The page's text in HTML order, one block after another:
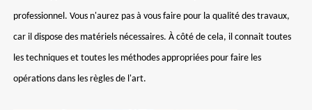
professionnel. Vous n'aurez pas à vous faire pour la qualité des travaux,
car il dispose des matériels nécessaires. À côté de cela, il connait toutes
les techniques et toutes les méthodes appropriées pour faire les
opérations dans les règles de l'art.